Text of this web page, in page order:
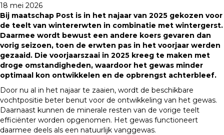
18 mei 2026
Bij maatschap Post is in het najaar van 2025 gekozen voor
de teelt van wintererwten in combinatie met wintergerst.
Daarmee wordt bewust een andere koers gevaren dan
vorig seizoen, toen de erwten pas in het voorjaar werden
gezaaid. Die voorjaarszaai in 2025 kreeg te maken met
droge omstandigheden, waardoor het gewas minder
optimaal kon ontwikkelen en de opbrengst achterbleef.
Door nu al in het najaar te zaaien, wordt de beschikbare
vochtpositie beter benut voor de ontwikkeling van het gewas.
Daarnaast kunnen de minerale resten van de vorige teelt
efficiënter worden opgenomen. Het gewas functioneert
daarmee deels als een natuurlijk vanggewas.